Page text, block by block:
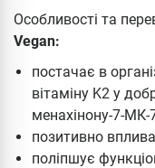
Особливості та
Vegan:
постачає в
вітаміну K2 у
менахінону-7-МК-
позитивно
поліпшує